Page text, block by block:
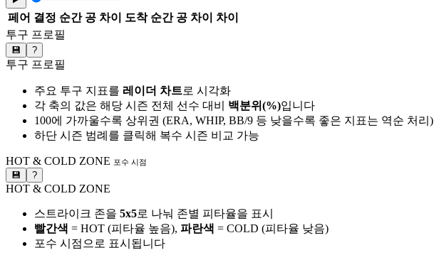
페어 결정 순간 공 차이 도착 순간 공 차이
차이
투구 프로필
💾 ?
투구 프로필
주요 투구 지표를 레이더 차트로 시각화
각 축의 값은 해당 시즌 전체 선수 대비 백분위(%)입니다
100에 가까울수록 상위권 (ERA, WHIP, BB/9 등 낮을수록 좋은 지표는 역순 처리)
하단 시즌 범례를 클릭해 복수 시즌 비교 가능
HOT & COLD ZONE 포수 시점
💾 ?
HOT & COLD ZONE
스트라이크 존을 5x5로 나눠 존별 피타율을 표시
빨간색 = HOT (피타율 높음), 파란색 = COLD (피타율 낮음)
포수 시점으로 표시됩니다